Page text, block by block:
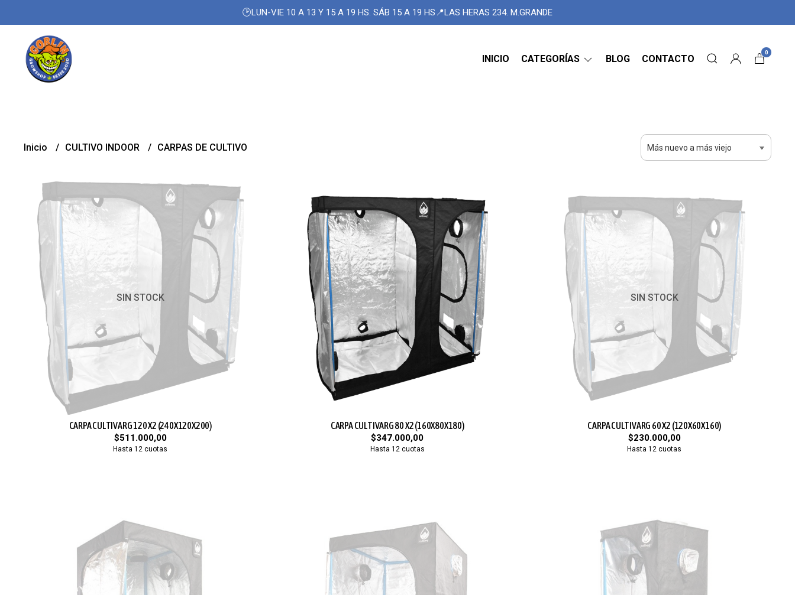
🕑LUN-VIE 10 A 13 Y 15 A 19 HS. SÁB 15 A 19 HS📍LAS HERAS 234. M.GRANDE
INICIO CATEGORÍAS BLOG CONTACTO
0
Inicio CULTIVO INDOOR CARPAS DE CULTIVO
SIN STOCK
CARPA CULTIVARG 120 X2 (240X120X200)
$511.000,00
Hasta 12 cuotas
CARPA CULTIVARG 80 X2 (160X80X180)
$347.000,00
Hasta 12 cuotas
SIN STOCK
CARPA CULTIVARG 60 X2 (120X60X160)
$230.000,00
Hasta 12 cuotas